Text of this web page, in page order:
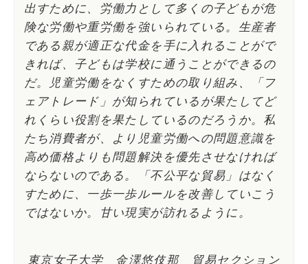
出すために、労働力として多くの子どもが危
険な労働や重労働を強いられている。生産者
である親が適正な代金を手に入れることがで
きれば、子どもは学校に通うことができるの
だ。児童労働をなくすための取り組み、「フ
ェアトレード」が知られているが果たしてど
れくらい役割を果たしているのだろうか。私
たち消費者が、より児童労働への問題意識を
高め価格よりも問題解決を優先させなければ
ならないのである。「不公平な貿易」はなく
すために、一歩一歩ルールを改善していこう
ではないか。甘い現実が訪れるように。
東京女子大学 金澤悠伎那 貿易セクション